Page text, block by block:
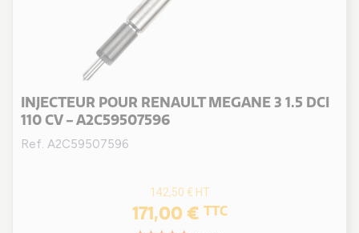
(1)
K9K 734(1)
K9K 830
K9K 832 / K9K 846 / K9K 836(2)
K9K 834(1)
K9K 846 (2)
K9K 872 / K9K 873 (2)
INJECTEUR POUR RENAULT MEGANE 3 1.5 DCI
110 CV - A2C59507596
Ref. A2C59507596
142,50 € HT
171,00 € TTC